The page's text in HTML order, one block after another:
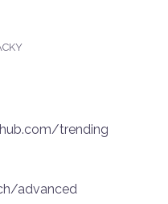
trending
advanced